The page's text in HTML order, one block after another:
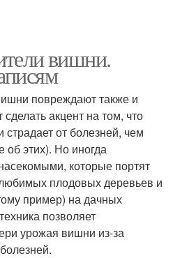
вишни.
повреждают также и
акцент на том, что
от болезней, чем
об этих). Но иногда
которые портят
плодовых деревьев и
пример) на дачных
позволяет
урожая вишни из-за